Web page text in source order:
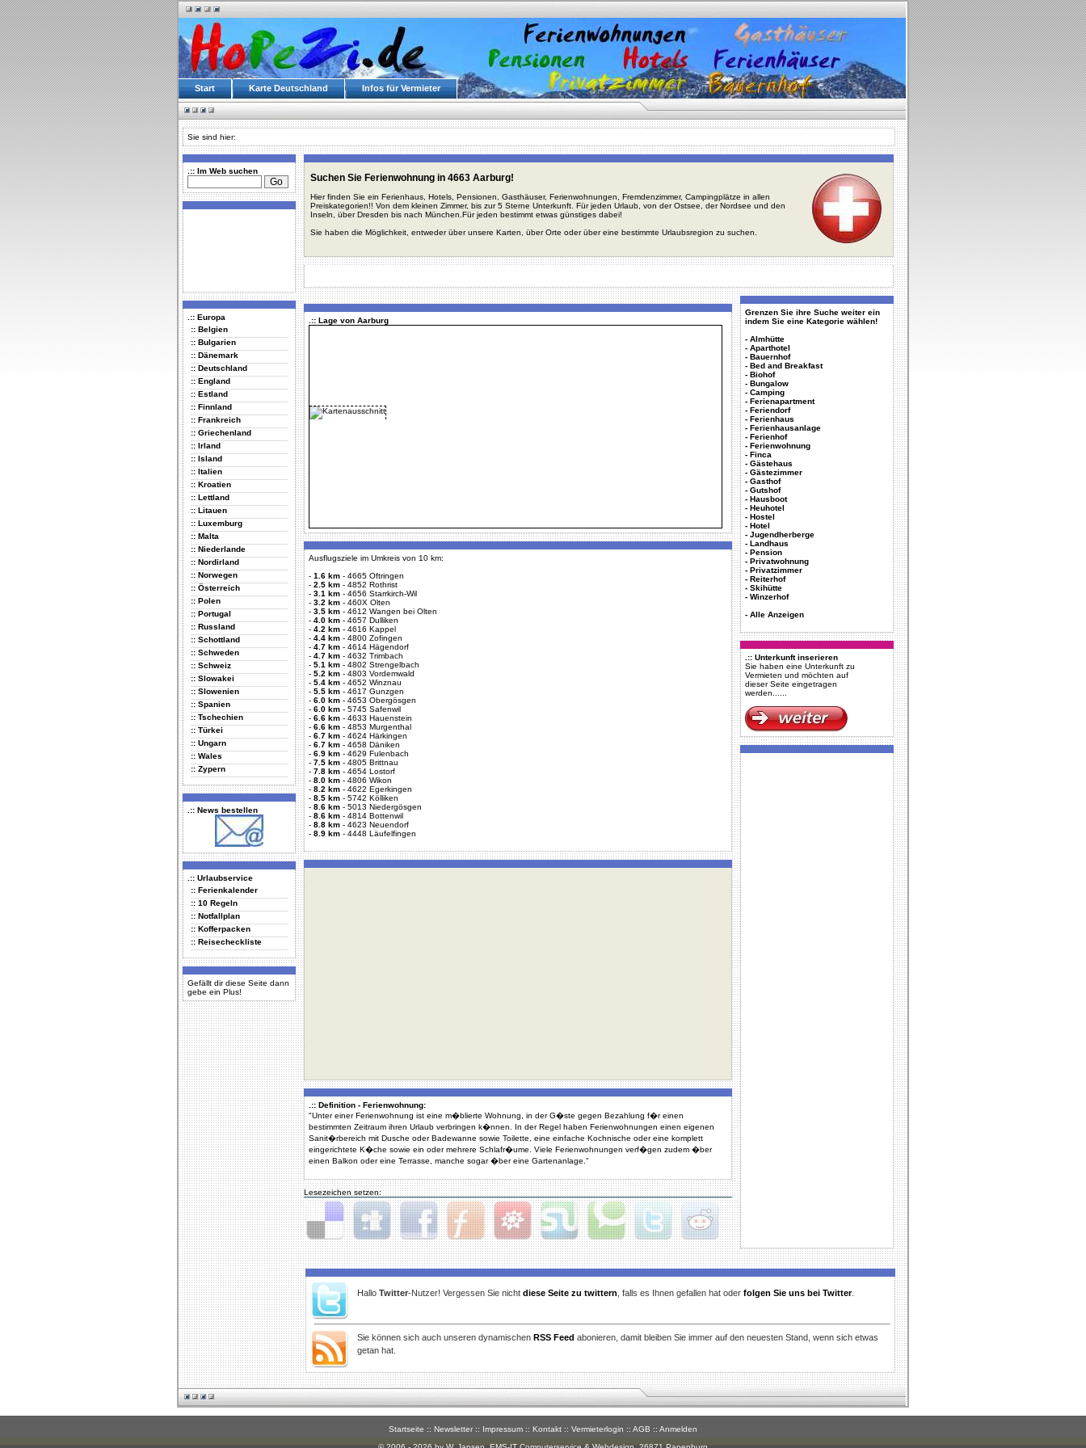
Start Karte Deutschland Infos für Vermieter
Sie sind hier:
.:: Im Web suchen
.:: Europa
:: Belgien
:: Bulgarien
:: Dänemark
:: Deutschland
:: England
:: Estland
:: Finnland
:: Frankreich
:: Griechenland
:: Irland
:: Island
:: Italien
:: Kroatien
:: Lettland
:: Litauen
:: Luxemburg
:: Malta
:: Niederlande
:: Nordirland
:: Norwegen
:: Österreich
:: Polen
:: Portugal
:: Russland
:: Schottland
:: Schweden
:: Schweiz
:: Slowakei
:: Slowenien
:: Spanien
:: Tschechien
:: Türkei
:: Ungarn
:: Wales
:: Zypern
.:: News bestellen
.:: Urlaubservice
:: Ferienkalender
:: 10 Regeln
:: Notfallplan
:: Kofferpacken
:: Reisecheckliste
Gefällt dir diese Seite dann
gebe ein Plus!
Suchen Sie Ferienwohnung in 4663 Aarburg!
Hier finden Sie ein Ferienhaus, Hotels, Pensionen, Gasthäuser, Ferienwohnungen, Fremdenzimmer, Campingplätze in allen
Preiskategorien!! Von dem kleinen Zimmer, bis zur 5 Sterne Unterkunft. Für jeden Urlaub, von der Ostsee, der Nordsee und den
Inseln, über Dresden bis nach München.Für jeden bestimmt etwas günstiges dabei!
Sie haben die Möglichkeit, entweder über unsere Karten, über Orte oder über eine bestimmte Urlaubsregion zu suchen.
.:: Lage von Aarburg
Ausflugsziele im Umkreis von 10 km:
- 1.6 km - 4665 Oftringen
- 2.5 km - 4852 Rothrist
- 3.1 km - 4656 Starrkirch-Wil
- 3.2 km - 460X Olten
- 3.5 km - 4612 Wangen bei Olten
- 4.0 km - 4657 Dulliken
- 4.2 km - 4616 Kappel
- 4.4 km - 4800 Zofingen
- 4.7 km - 4614 Hägendorf
- 4.7 km - 4632 Trimbach
- 5.1 km - 4802 Strengelbach
- 5.2 km - 4803 Vordemwald
- 5.4 km - 4652 Winznau
- 5.5 km - 4617 Gunzgen
- 6.0 km - 4653 Obergösgen
- 6.0 km - 5745 Safenwil
- 6.6 km - 4633 Hauenstein
- 6.6 km - 4853 Murgenthal
- 6.7 km - 4624 Härkingen
- 6.7 km - 4658 Däniken
- 6.9 km - 4629 Fulenbach
- 7.5 km - 4805 Brittnau
- 7.8 km - 4654 Lostorf
- 8.0 km - 4806 Wikon
- 8.2 km - 4622 Egerkingen
- 8.5 km - 5742 Kölliken
- 8.6 km - 5013 Niedergösgen
- 8.6 km - 4814 Bottenwil
- 8.8 km - 4623 Neuendorf
- 8.9 km - 4448 Läufelfingen
.:: Definition - Ferienwohnung:
"Unter einer Ferienwohnung ist eine m�blierte Wohnung, in der G�ste gegen Bezahlung f�r einen
bestimmten Zeitraum ihren Urlaub verbringen k�nnen. In der Regel haben Ferienwohnungen einen eigenen
Sanit�rbereich mit Dusche oder Badewanne sowie Toilette, eine einfache Kochnische oder eine komplett
eingerichtete K�che sowie ein oder mehrere Schlafr�ume. Viele Ferienwohnungen verf�gen zudem �ber
einen Balkon oder eine Terrasse, manche sogar �ber eine Gartenanlage."
Lesezeichen setzen:
Delicious Digg Facebook Furl StudiVZ StumbleUponTechnorati Twitter Reddit
Grenzen Sie ihre Suche weiter ein
indem Sie eine Kategorie wählen!
- Almhütte
- Aparthotel
- Bauernhof
- Bed and Breakfast
- Biohof
- Bungalow
- Camping
- Ferienapartment
- Feriendorf
- Ferienhaus
- Ferienhausanlage
- Ferienhof
- Ferienwohnung
- Finca
- Gästehaus
- Gästezimmer
- Gasthof
- Gutshof
- Hausboot
- Heuhotel
- Hostel
- Hotel
- Jugendherberge
- Landhaus
- Pension
- Privatwohnung
- Privatzimmer
- Reiterhof
- Skihütte
- Winzerhof
- Alle Anzeigen
.:: Unterkunft inserieren
Sie haben eine Unterkunft zu
Vermieten und möchten auf
dieser Seite eingetragen
werden......
Hallo Twitter-Nutzer! Vergessen Sie nicht diese Seite zu twittern , falls es Ihnen gefallen hat oder folgen Sie uns bei Twitter.
Sie können sich auch unseren dynamischen RSS Feed abonieren, damit bleiben Sie immer auf den neuesten Stand, wenn sich etwas
getan hat.
Startseite :: Newsletter :: Impressum :: Kontakt :: Vermieterlogin :: AGB :: Anmelden